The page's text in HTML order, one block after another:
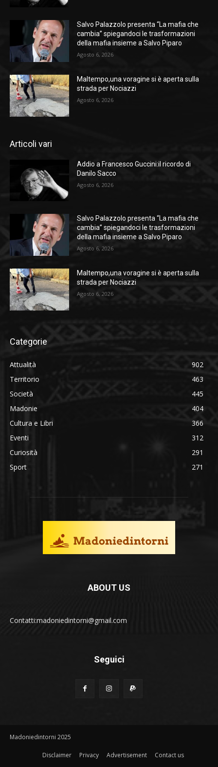
Salvo Palazzolo presenta “La mafia che
cambia” spiegandoci le trasformazioni
della mafia insieme a Salvo Piparo
Agosto 6, 2026
Maltempo,una voragine si è aperta sulla
strada per Nociazzi
Agosto 6, 2026
Articoli vari
Addio a Francesco Guccini:il ricordo di
Danilo Sacco
Agosto 6, 2026
Salvo Palazzolo presenta “La mafia che
cambia” spiegandoci le trasformazioni
della mafia insieme a Salvo Piparo
Agosto 6, 2026
Maltempo,una voragine si è aperta sulla
strada per Nociazzi
Agosto 6, 2026
Categorie
Attualità
902
Territorio
463
Società
445
Madonie
404
Cultura e Libri
366
Eventi
312
Curiosità
291
Sport
271
ABOUT US
Contatti:madoniedintorni@gmail.com
Seguici
Madoniedintorni 2025
Disclaimer Privacy Advertisement Contact us